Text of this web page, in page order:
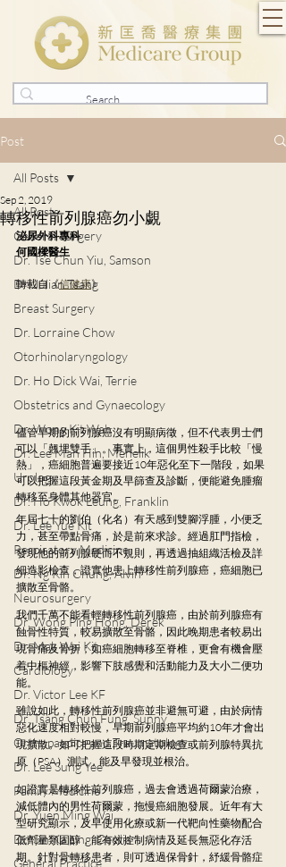
Post
All Posts
General Surgery
Dr. Tse Chun Yiu, Samson
Dr. Julian Tsang
Breast Surgery
Dr. Lorraine Chow
Otorhinolaryngology
Dr. Ho Dick Wai, Terrie
Obstetrics and Gynaecology
Dr. Wong Kit Wah
Dr. Lee Man Hin, Menelik
Urology
Dr. Ho Kwok Leung, Franklin
Dr. Lee Yue Kit
Respiratory Medicine
Dr. Ng Kin Chung, Alvin
Neurosurgery
Dr. Wong Ping Hong, Derek
Dr. Mak Wai Kit
Cardiology
Dr. Victor Lee KF
Dr. Tsang Chun Fung, Sunny
Orthopaedics and Traumatology
Dr. Lee Sung Yee
Family Medicine
Dr. Yuen Ming Wai
Dr. Sin Ka Ling, Cecilia
General Practice
All Posts
轉移性前列腺癌勿小覷
Sep 2, 2019
泌尿外科專科
何國樑醫生
轉載自《信健康》
儘管早期的前列腺癌沒有明顯病徵，但不代表男士們
可以「翹埋雙手」。事實上，這個男性殺手比較「慢
熱」，癌細胞普遍要接近10年惡化至下一階段，如果
可以把握這段黃金期及早篩查及診斷，便能避免腫瘤
轉移至身體其他器官。
年屆七十的劉伯（化名）有天感到雙腳浮腫，小便乏
力，甚至帶點骨痛，於是前來求診。經過肛門指檢，
發現他的前列腺硬而不規則，再透過抽組織活檢及詳
細造影檢查，證實他患上轉移性前列腺癌，癌細胞已
擴散至骨骼。
我們千萬不能看輕轉移性前列腺癌，由於前列腺癌有
蝕骨性特質，較易擴散至骨骼，因此晚期患者較易出
現骨痛及骨折；如癌細胞轉移至脊椎，更會有機會壓
着中樞神經，影響下肢感覺和活動能力及大小二便功
能。
雖說如此，轉移性前列腺癌並非避無可避，由於病情
惡化速度相對較慢，早期前列腺癌平均約10年才會出
現擴散。如可把握這段時期定期檢查或前列腺特異抗
原（PSA）測試，能及早發現並根治。
如證實是轉移性前列腺癌，過去會透過荷爾蒙治療，
減低體內的男性荷爾蒙，拖慢癌細胞發展。近年有大
型研究顯示，及早使用化療或新一代靶向性藥物配合
低劑量類固醇，能有效控制病情及延長無惡化存活
期。針對骨轉移患者，則可透過保骨針，紓緩骨骼症